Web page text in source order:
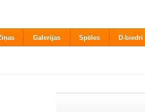
Galerijas Spēles D-biedri